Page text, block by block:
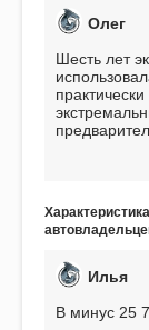
Олег
Шесть лет
EFB 75.
Илья
В минус 25